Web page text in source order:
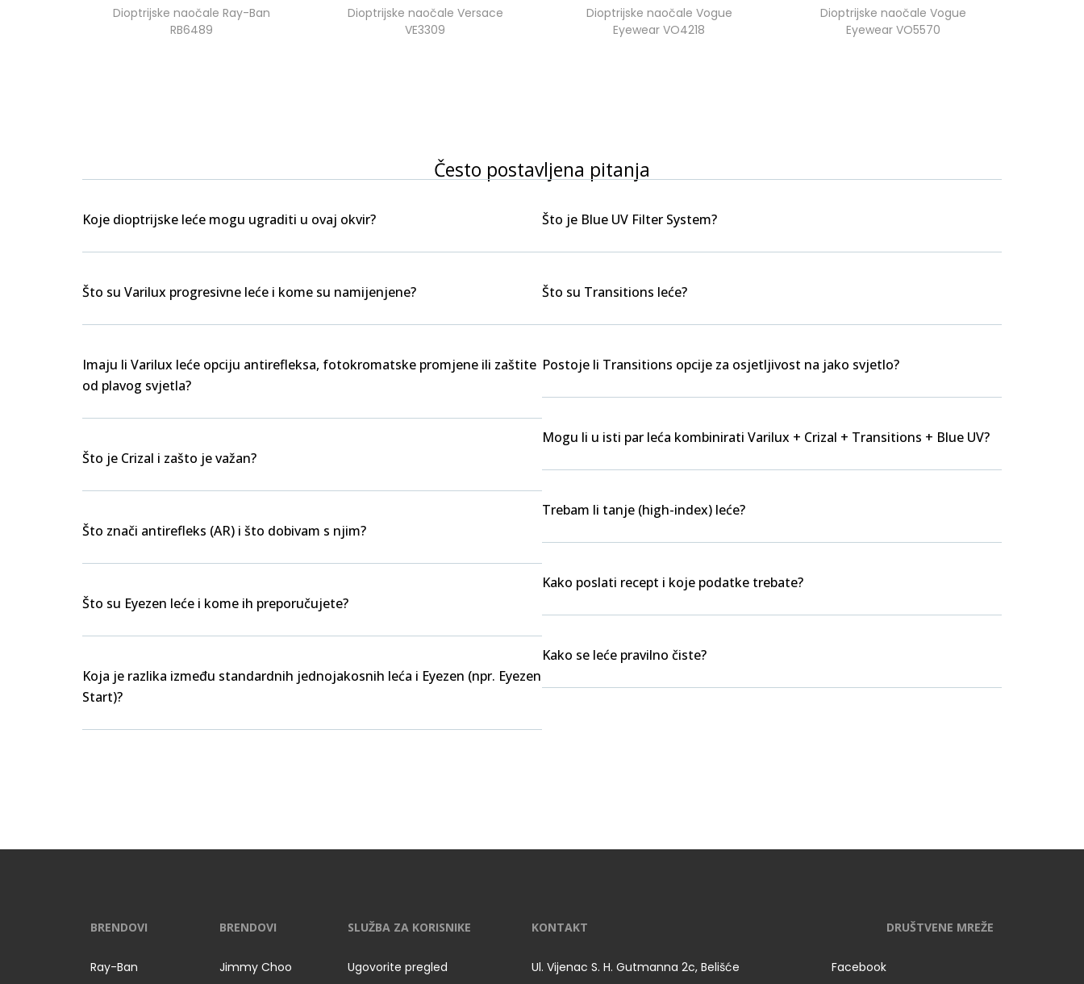
Dioptrijske naočale Ray-Ban
RB6489
Dioptrijske naočale Versace
VE3309
Dioptrijske naočale Vogue
Eyewear VO4218
Dioptrijske naočale Vogue
Eyewear VO5570
Često postavljena pitanja
Koje dioptrijske leće mogu ugraditi u ovaj okvir?
Što su Varilux progresivne leće i kome su namijenjene?
Imaju li Varilux leće opciju antirefleksa, fotokromatske promjene ili zaštite
od plavog svjetla?
Što je Crizal i zašto je važan?
Što znači antirefleks (AR) i što dobivam s njim?
Što su Eyezen leće i kome ih preporučujete?
Koja je razlika između standardnih jednojakosnih leća i Eyezen (npr. Eyezen
Start)?
Što je Blue UV Filter System?
Što su Transitions leće?
Postoje li Transitions opcije za osjetljivost na jako svjetlo?
Mogu li u isti par leća kombinirati Varilux + Crizal + Transitions + Blue UV?
Trebam li tanje (high-index) leće?
Kako poslati recept i koje podatke trebate?
Kako se leće pravilno čiste?
BRENDOVI
Ray-Ban
BRENDOVI
Jimmy Choo
SLUŽBA ZA KORISNIKE
Ugovorite pregled
KONTAKT
Ul. Vijenac S. H. Gutmanna 2c, Belišće
DRUŠTVENE MREŽE
Facebook